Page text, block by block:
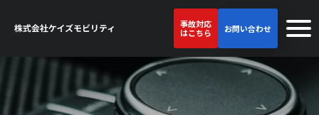
事故対応
はこちら
お問い合わせ